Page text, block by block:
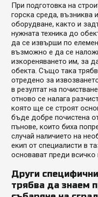
При подготовка на
горска среда, възниква
оборудване, както и
нужната техника до
да се извърши по
възможно е да се
изкореняването им, за
обекта. Също така
отредено за
в резултат на
отново се налага
която ще се строят
бъде добре почистена
пънове, които биха
случай наличието на
екип от специалисти в
основават преди всичко
Други
трябва да знаем